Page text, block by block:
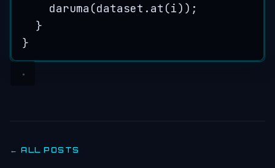
daruma (dataset . at (i));
}
}
← ALL POSTS